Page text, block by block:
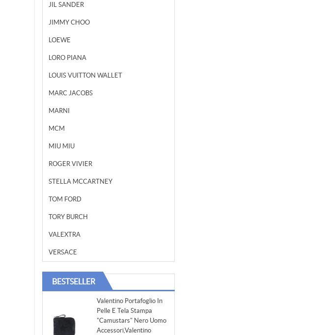
JIL SANDER
JIMMY CHOO
LOEWE
LORO PIANA
LOUIS VUITTON WALLET
MARC JACOBS
MARNI
MCM
MIU MIU
ROGER VIVIER
STELLA MCCARTNEY
TOM FORD
TORY BURCH
VALEXTRA
VERSACE
BESTSELLER
Valentino Portafoglio In
Pelle E Tela Stampa
"camustars" Nero Uomo
Accessori,valentino